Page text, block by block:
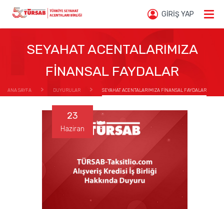
GİRİŞ YAP
SEYAHAT ACENTALARIMIZA
FİNANSAL FAYDALAR
ANA SAYFA DUYURULAR SEYAHAT ACENTALARIMIZA FİNANSAL FAYDALAR
23
Haziran